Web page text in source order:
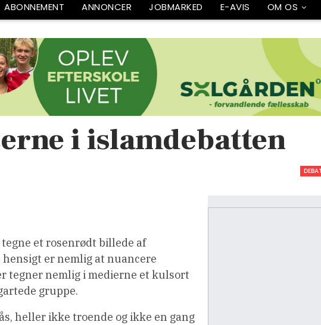
ABONNEMENT ANNONCER JOBMARKED E-AVIS OM OS
i islamdebatten
et rosenrødt billede af
hensigt er nemlig at nuancere
tegner nemlig i medierne et kulsort
gruppe.
heller ikke troende og ikke en gang